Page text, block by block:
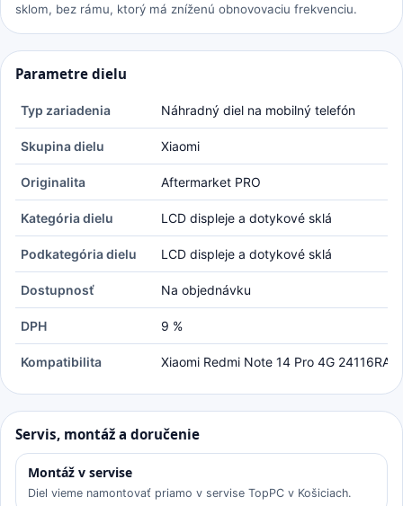
sklom, bez rámu, ktorý má zníženú obnovovaciu frekvenciu.
Parametre dielu
Typ zariadenia Náhradný diel na mobilný telefón
Skupina dielu Xiaomi
Originalita Aftermarket PRO
Kategória dielu LCD displeje a dotykové sklá
Podkategória dielu LCD displeje a dotykové sklá
Dostupnosť Na objednávku
DPH 9 %
Kompatibilita Xiaomi Redmi Note 14 Pro 4G
Servis, montáž a doručenie
Montáž v servise
Diel vieme namontovať priamo v servise TopPC v Košiciach.